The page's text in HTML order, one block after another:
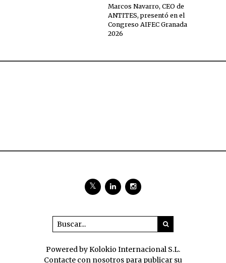
Marcos Navarro, CEO de
ANTITES, presentó en el
Congreso AIFEC Granada
2026
Powered by Kolokio Internacional S.L.
Contacte con nosotros para publicar su